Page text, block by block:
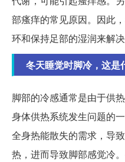
部瘙痒的常见原因。因此
环和保持足部的湿润来解决
冬天睡觉时脚冷，这
脚部的冷感通常是由于供
身体供热系统发生问题的
全身热能散失的需求，导
热，进而导致脚部感觉冷